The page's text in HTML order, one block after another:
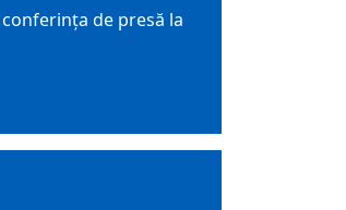
de presă la